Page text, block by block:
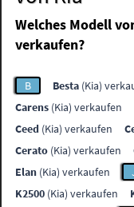
Welches Modell
verkaufen?
B Besta (Kia)
Carens (Kia) verkaufen
Ceed (Kia) verkaufen
Cerato (Kia) verkaufen
Elan (Kia) verkaufen
K2500 (Kia) verkaufen